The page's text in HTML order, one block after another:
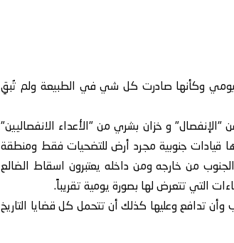
اليومي وكأنها صادرت كل شي في الطبيعة ولم تُبقِ
"الإنفصال" و خزان بشري من "الأعداء الانفصاليين"
قيادات جنوبية مجرد أرض للتضحيات فقط ومنطقة
من خارجه ومن داخله يعتبرون اسقاط الضالع
التي تتعرض لها بصورة يومية تقريباً.
تدافع وعليها كذلك أن تتحمل كل قضايا التاريخ